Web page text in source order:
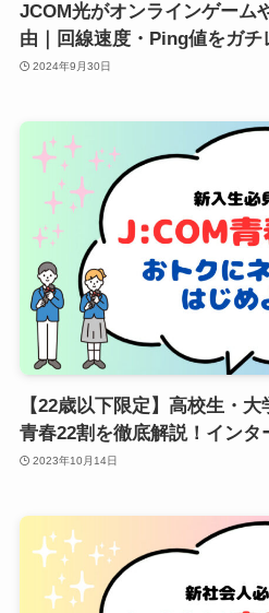
JCOM光がオンラインゲーム
由｜回線速度・Ping値をガチ
2024年9月30日
【22歳以下限定】高校生・
青春22割を徹底解説！インタ
2023年10月14日